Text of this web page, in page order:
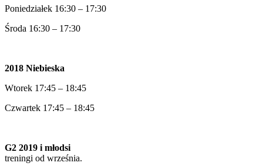
Poniedziałek 16:30 – 17:30
Środa 16:30 – 17:30
2018 Niebieska
Wtorek 17:45 – 18:45
Czwartek 17:45 – 18:45
G2 2019 i młodsi
treningi od września.